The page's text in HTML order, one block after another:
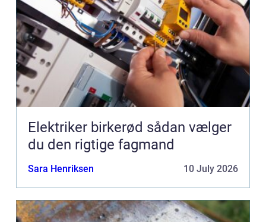
Elektriker birkerød sådan vælger
du den rigtige fagmand
Sara Henriksen 10 July 2026